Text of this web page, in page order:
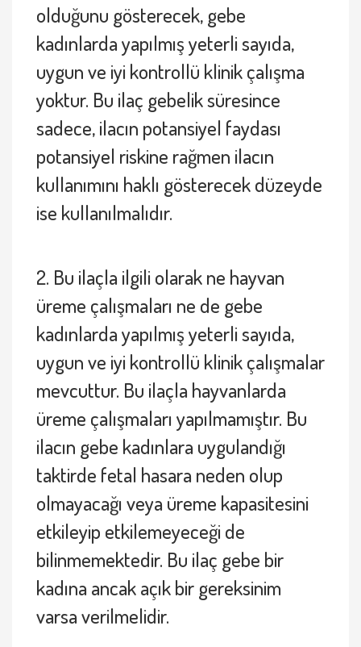
olduğunu gösterecek, gebe
kadınlarda yapılmış yeterli sayıda,
uygun ve iyi kontrollü klinik çalışma
yoktur. Bu ilaç gebelik süresince
sadece, ilacın potansiyel faydası
potansiyel riskine rağmen ilacın
kullanımını haklı gösterecek düzeyde
ise kullanılmalıdır.
2. Bu ilaçla ilgili olarak ne hayvan
üreme çalışmaları ne de gebe
kadınlarda yapılmış yeterli sayıda,
uygun ve iyi kontrollü klinik çalışmalar
mevcuttur. Bu ilaçla hayvanlarda
üreme çalışmaları yapılmamıştır. Bu
ilacın gebe kadınlara uygulandığı
taktirde fetal hasara neden olup
olmayacağı veya üreme kapasitesini
etkileyip etkilemeyeceği de
bilinmemektedir. Bu ilaç gebe bir
kadına ancak açık bir gereksinim
varsa verilmelidir.